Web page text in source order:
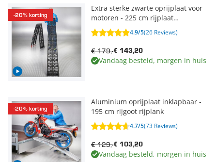
-20% korting
Extra sterke zwarte oprijplaat voor
motoren - 225 cm rijplaat
oprijhelling rijplank
4.9/5(26 Reviews)
€ 143,20
€ 179,-
Vandaag besteld, morgen in huis
-20% korting
Aluminium oprijplaat inklapbaar -
195 cm rijgoot rijplank
4.7/5(73 Reviews)
€ 103,20
€ 129,-
Vandaag besteld, morgen in huis